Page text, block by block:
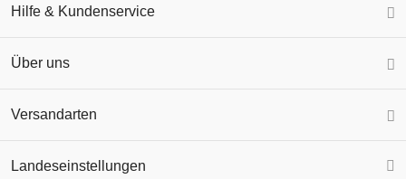
Hilfe & Kundenservice
Über uns
Versandarten
Landeseinstellungen